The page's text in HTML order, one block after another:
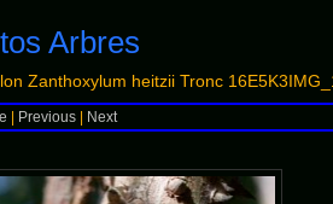
Arbres
Zanthoxylum heitzii Tronc
Previous Next